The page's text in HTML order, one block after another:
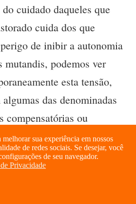
cuidado daqueles que
cuida dos que
de inibir a autonomia
podemos ver
esta tensão,
das denominadas
compensatórias ou
políticas destinadas a
da população, elas
necessárias para aqueles
de necessidade, já que
sua experiência em nossos
de redes sociais. Se desejar, você
de seu navegador.
Privacidade